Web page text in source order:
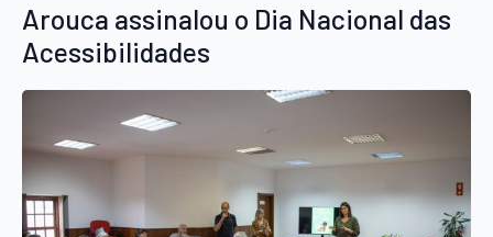
Arouca assinalou o Dia Nacional das
Acessibilidades